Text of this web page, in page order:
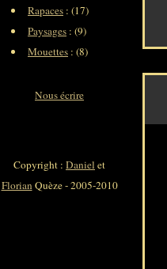
Rapaces : (17)
Paysages : (9)
Mouettes : (8)
Nous écrire
Copyright : Daniel et
FlorianQuèze - 2005-2010